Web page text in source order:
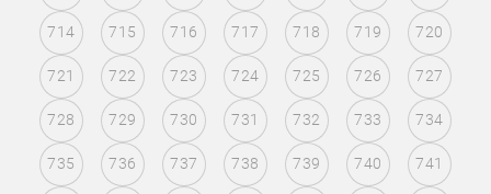
714 715 716 717 718 719 720
721 722 723 724 725 726 727
728 729 730 731 732 733 734
735 736 737 738 739 740 741